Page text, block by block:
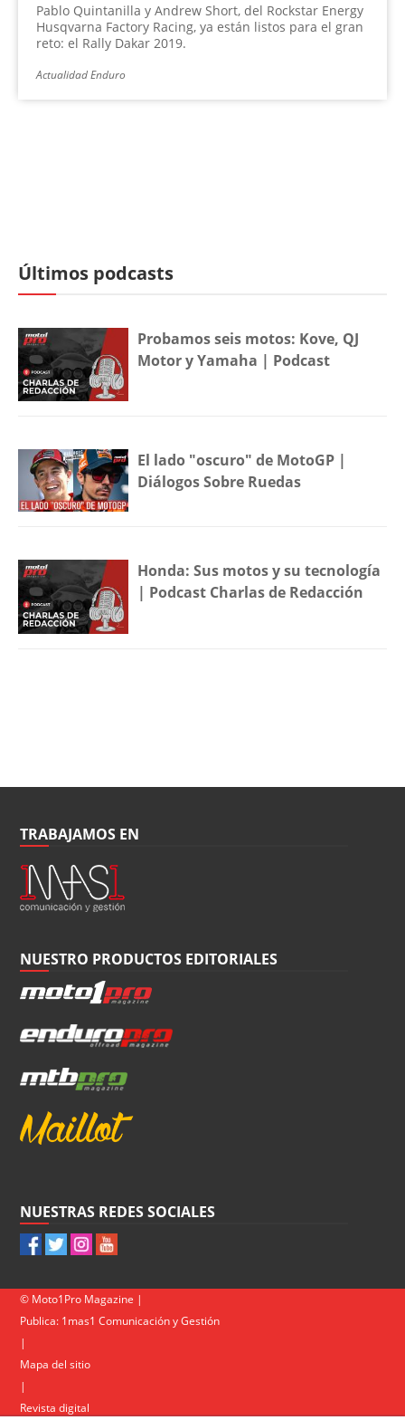
Pablo Quintanilla y Andrew Short, del Rockstar Energy
Husqvarna Factory Racing, ya están listos para el gran
reto: el Rally Dakar 2019.
Actualidad Enduro
Últimos podcasts
Probamos seis motos: Kove, QJ
Motor y Yamaha | Podcast
El lado "oscuro" de MotoGP |
Diálogos Sobre Ruedas
Honda: Sus motos y su tecnología
| Podcast Charlas de Redacción
TRABAJAMOS EN
NUESTRO PRODUCTOS EDITORIALES
NUESTRAS REDES SOCIALES
© Moto1Pro Magazine |
Publica: 1mas1 Comunicación y Gestión
|
Mapa del sitio
|
Revista digital